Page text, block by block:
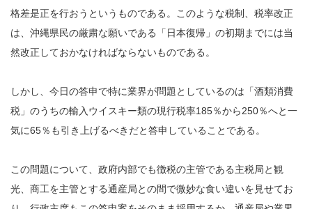
格差是正を行おうというものである。このような税制、税率改正
は、沖縄県民の厳粛な願いである「日本復帰」の初期までには当
然改正しておかなければならないものである。
しかし、今日の答申で特に業界が問題としているのは「酒類消費
税」のうちの輸入ウイスキー類の現行税率185％から250％へと一
気に65％も引き上げるべきだと答申していることである。
この問題について、政府内部でも徴税の主管である主税局と観
光、商工を主管とする通産局との間で微妙な食い違いを見せてお